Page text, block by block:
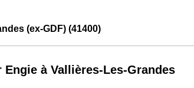
(ex-GDF) (41400)
à Vallières-Les-Grandes